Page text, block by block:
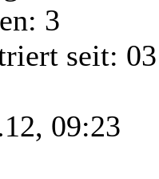
3
seit:
09:23